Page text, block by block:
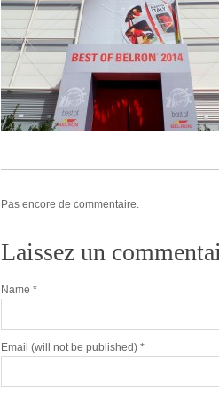
Pas encore de commentaire.
Laissez un
Name *
Email (will not be published) *